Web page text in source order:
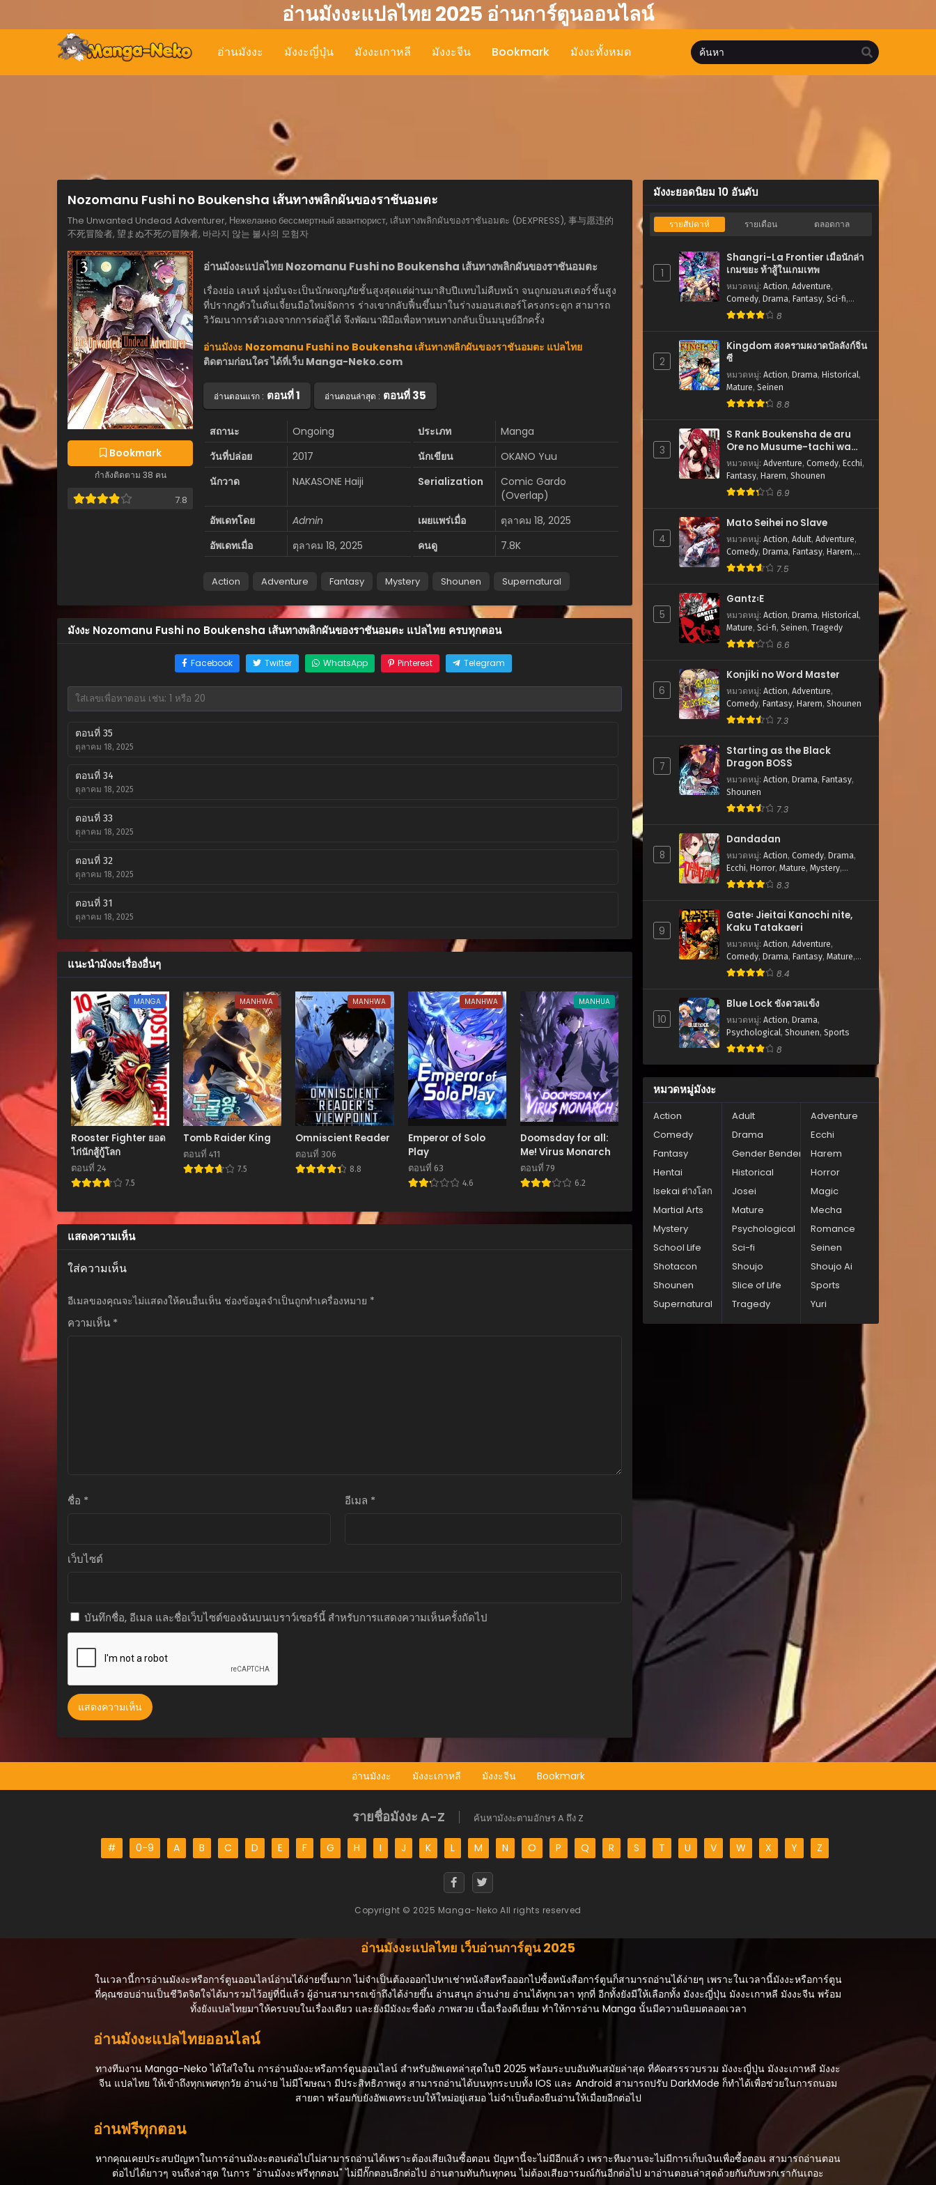
อ่านมังงะแปลไทย 2025 อ่านการ์ตูนออนไลน์
อ่านมังงะ มังงะญี่ปุ่น มังงะเกาหลี มังงะจีน Bookmark มังงะทั้งหมด
Nozomanu Fushi no Boukensha เส้นทางพลิกผันของราชันอมตะ
The Unwanted Undead Adventurer, Нежеланно бессмертный авантюрист, เส้นทางพลิกผันของราชันอมตะ (DEXPRESS), 事与愿违的
不死冒险者, 望まぬ不死の冒険者, 바라지 않는 불사의 모험자
Bookmark
กำลังติดตาม 38 คน
7.8
อ่านมังงะแปลไทย Nozomanu Fushi no Boukensha เส้นทางพลิกผันของราชันอมตะ
เรื่องย่อ เลนท์ มุ่งมั่นจะเป็นนักผจญภัยชั้นสูงสุดแต่ผ่านมาสิบปีแทบไม่คืบหน้า จนถูกมอนสเตอร์ชั้นสูง
ที่ปรากฎตัวในดันเจี้ยนมือใหม่จัดการ ร่างเขากลับฟื้นขึ้นมาในร่างมอนสเตอร์โครงกระดูก สามารถ
วิวัฒนาการตัวเองจากการต่อสู้ได้ จึงพัฒนาฝีมือเพื่อหาหนทางกลับเป็นมนุษย์อีกครั้ง
อ่านมังงะ Nozomanu Fushi no Boukensha เส้นทางพลิกผันของราชันอมตะ แปลไทย
ติดตามก่อนใคร ได้ที่เว็บ Manga-Neko.com
อ่านตอนแรก : ตอนที่ 1 อ่านตอนล่าสุด : ตอนที่ 35
สถานะ Ongoing ประเภท
Manga
วันที่ปล่อย
2017 นักเขียน
OKANO Yuu
นักวาด
NAKASONE Haiji Serialization
Comic Gardo
(Overlap)
อัพเดทโดย
Admin เผยแพร่เมื่อ
ตุลาคม 18, 2025
อัพเดทเมื่อ
ตุลาคม 18, 2025 คนดู 7.8K
Action Adventure Fantasy Mystery Shounen Supernatural
มังงะ Nozomanu Fushi no Boukensha เส้นทางพลิกผันของราชันอมตะ แปลไทย ครบทุกตอน
Facebook Twitter WhatsApp Pinterest Telegram
ตอนที่ 35
ตุลาคม 18, 2025
ตอนที่ 34
ตุลาคม 18, 2025
ตอนที่ 33
ตุลาคม 18, 2025
ตอนที่ 32
ตุลาคม 18, 2025
ตอนที่ 31
ตุลาคม 18, 2025
ตอนที่ 30
ตุลาคม 18, 2025
ตุลาคม 18, 2025
ตอนที่ 28
ตุลาคม 18, 2025
ตอนที่ 27
ตุลาคม 18, 2025
ตอนที่ 26
ตอนที่ 25
ตุลาคม 18, 2025
ตุลาคม 18, 2025
ตอนที่ 23
ตุลาคม 18, 2025
ตอนที่ 21
ตอนที่ 17
ตุลาคม 18, 2025
ตอนที่ 13
ตอนที่ 12
ตอนที่ 9
ตุลาคม 18, 2025
ตุลาคม 18, 2025
ตุลาคม 18, 2025
ตอนที่ 2
แนะนำมังงะเรื่องอื่นๆ
MANGA
Rooster Fighter ยอด
ไก่นักสู้กู้โลก
ตอนที่ 24
7.5
MANHWA
Tomb Raider King
ตอนที่ 411
7.5
MANHWA
Omniscient Reader
ตอนที่ 306
8.8
MANHWA
Emperor of Solo
Play
ตอนที่ 63
4.6
MANHUA
Doomsday for all:
Me! Virus Monarch
ตอนที่ 79
6.2
แสดงความเห็น
ใส่ความเห็น
อีเมลของคุณจะไม่แสดงให้คนอื่นเห็น ช่องข้อมูลจำเป็นถูกทำเครื่องหมาย *
ความเห็น *
ชื่อ * อีเมล *
เว็บไซต์
บันทึกชื่อ, อีเมล และชื่อเว็บไซต์ของฉันบนเบราว์เซอร์นี้ สำหรับการแสดงความเห็นครั้งถัดไป
มังงะยอดนิยม 10 อันดับ
รายสัปดาห์ รายเดือน ตลอดกาล
1
Shangri-La Frontier เมื่อนักล่า
เกมขยะ ท้าสู้ในเกมเทพ
หมวดหมู่: Action, Adventure,
Comedy, Drama, Fantasy, Sci-fi,
Shounen
8
2
Kingdom สงครามผงาดบัลลังก์จิ๋น
ซี
หมวดหมู่: Action, Drama, Historical,
Mature, Seinen
8.8
3
S Rank Boukensha de aru
Ore no Musume-tachi wa
Juudo no Father Con
deshita
หมวดหมู่: Adventure, Comedy, Ecchi,
Fantasy, Harem, Shounen
6.9
4
Mato Seihei no Slave
หมวดหมู่: Action, Adult, Adventure,
Comedy, Drama, Fantasy, Harem,
Romance,Sci-fi,
7.5
5
Gantz꞉E
หมวดหมู่: Action, Drama, Historical,
Mature, Sci-fi, Seinen, Tragedy
6.6
6
Konjiki no Word Master
หมวดหมู่: Action, Adventure,
Comedy, Fantasy, Harem, Shounen
7.3
7
Starting as the Black
Dragon BOSS
หมวดหมู่: Action, Drama, Fantasy,
Shounen
7.3
8
Dandadan
หมวดหมู่: Action, Comedy, Drama,
Ecchi, Horror, Mature, Mystery,
Romance,School Life
8.3
9
Gate꞉ Jieitai Kanochi nite,
Kaku Tatakaeri
หมวดหมู่: Action, Adventure,
Comedy, Drama, Fantasy, Mature,
Romance,Seinen
8.4
10
Blue Lock ขังดวลแข้ง
หมวดหมู่: Action, Drama,
Psychological, Shounen, Sports
8
หมวดหมู่มังงะ
Action Adult
Adventure
Comedy
Drama
Ecchi
Fantasy
Gender Bender
Harem
Hentai
Historical
Horror
Isekai ต่างโลก
Josei
Magic
Martial Arts
Mature
Mecha
Mystery
Psychological
Romance
School Life
Sci-fi
Seinen
Shotacon
Shoujo
Shoujo Ai
Shounen
Slice of Life
Sports
Supernatural
Tragedy Yuri
อ่านมังงะ มังงะเกาหลี มังงะจีน Bookmark
รายชื่อมังงะ A-Z ค้นหามังงะตามอักษร A ถึง Z
# 0-9 A B C D E F G H I J K L M N O P Q R S T U V W X Y Z
Copyright © 2025 Manga-Neko All rights reserved
อ่านมังงะแปลไทย เว็บอ่านการ์ตูน 2025
ในเวลานี้การอ่านมังงะหรือการ์ตูนออนไลน์อ่านได้ง่ายขึ้นมาก ไม่จำเป็นต้องออกไปหาเช่าหนังสือหรือออกไปซื้อหนังสือการ์ตูนก็สามารถอ่านได้ง่ายๆ เพราะในเวลานี้มังงะหรือการ์ตูน
ที่คุณชอบอ่านเป็นชีวิตจิตใจได้มารวมไว้อยู่ที่นี่แล้ว ผู้อ่านสามารถเข้าถึงได้ง่ายขึ้น อ่านสนุก อ่านง่าย อ่านได้ทุกเวลา ทุกที่ อีกทั้งยังมีให้เลือกทั้ง มังงะญี่ปุ่น มังงะเกาหลี มังงะจีน พร้อม
ทั้งยังแปลไทยมาให้ครบจบในเรื่องเดียว และยังมีมังงะชื่อดัง ภาพสวย เนื้อเรื่องดีเยี่ยม ทำให้การอ่าน Manga นั้นมีความนิยมตลอดเวลา
อ่านมังงะแปลไทยออนไลน์
ทางทีมงาน Manga-Neko ได้ใส่ใจใน การอ่านมังงะหรือการ์ตูนออนไลน์ สำหรับอัพเดทล่าสุดในปี 2025 พร้อมระบบอันทันสมัยล่าสุด ที่คัดสรรรวบรวม มังงะญี่ปุ่น มังงะเกาหลี มังงะ
จีน แปลไทย ให้เข้าถึงทุกเพศทุกวัย อ่านง่าย ไม่มีโฆษณา มีประสิทธิภาพสูง สามารถอ่านได้บนทุกระบบทั้ง IOS และ Android สามารถปรับ DarkMode ก็ทำได้เพื่อช่วยในการถนอม
สายตา พร้อมกับยังอัพเดทระบบให้ใหม่อยู่เสมอ ไม่จำเป็นต้องยืนอ่านให้เมื่อยอีกต่อไป
อ่านฟรีทุกตอน
หากคุณเคยประสบปัญหาในการอ่านมังงะตอนต่อไปไม่สามารถอ่านได้เพราะต้องเสียเงินซื้อตอน ปัญหานี้จะไม่มีอีกแล้ว เพราะทีมงานจะไม่มีการเก็บเงินเพื่อซื้อตอน สามารถอ่านตอน
ต่อไปได้ยาวๆ จนถึงล่าสุด ในการ "อ่านมังงะฟรีทุกตอน" ไม่มีกั๊กตอนอีกต่อไป อ่านตามทันกันทุกคน ไม่ต้องเสียอารมณ์กันอีกต่อไป มาอ่านตอนล่าสุดด้วยกันกับพวกเรากันเถอะ